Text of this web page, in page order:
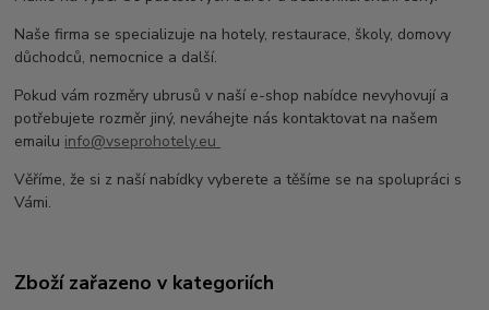
Naše firma se specializuje na hotely, restaurace, školy, domovy
důchodců, nemocnice a další.
Pokud vám rozměry ubrusů v naší e-shop nabídce nevyhovují a
potřebujete rozměr jiný, neváhejte nás kontaktovat na našem
emailu info@vseprohotely.eu
Věříme, že si z naší nabídky vyberete a těšíme se na spolupráci s
Vámi.
Zboží zařazeno v kategoriích